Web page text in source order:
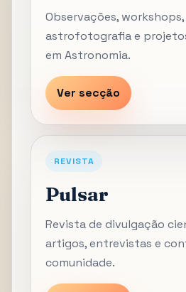
Observações, workshops,
astrofotografia e
em Astronomia.
Ver secção
REVISTA
Pulsar
Revista de divulgação
artigos, entrevistas e
comunidade.